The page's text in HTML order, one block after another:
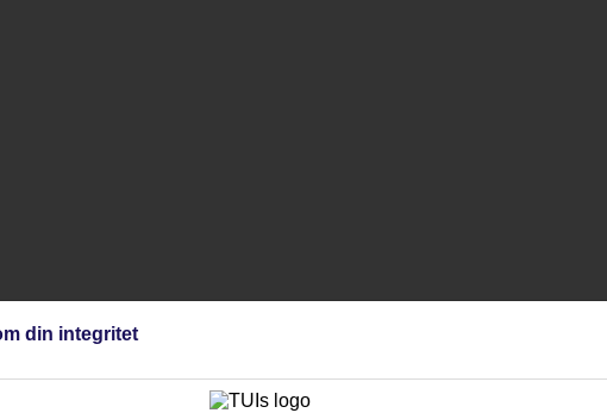
din integritet